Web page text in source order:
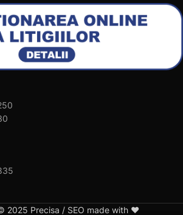
2025 Precisa / SEO made with ❤️